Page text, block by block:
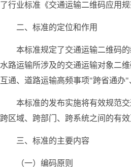
了行业标准《交通运输二维码应用规
二、标准的定位和作用
本标准规定了交通运输二维码
水路运输所涉及的交通运输对象二
互通、道路运输高频事项"跨省通办
本标准的发布实施将有效规范
跨区域、跨部门、跨系统之间的有
三、标准的主要内容
（一）编码原则